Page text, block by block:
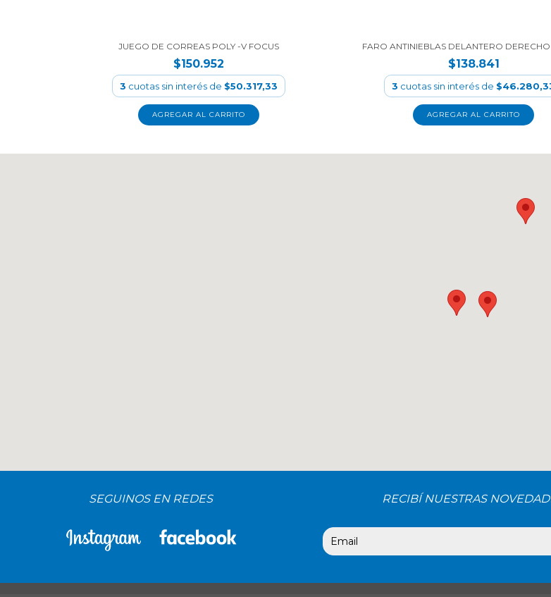
JUEGO DE CORREAS POLY -V FOCUS
$150.952
3 cuotas sin interés de $50.317,33
FARO ANTINIEBLAS DELANTERO
$138.841
3 cuotas sin interés de
SEGUINOS EN REDES RECIBÍ NUESTRAS